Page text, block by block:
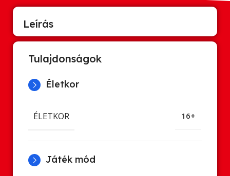
Leírás
Tulajdonságok
Életkor
ÉLETKOR 16+
Játék mód